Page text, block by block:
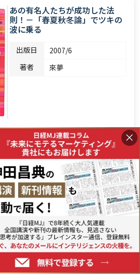
あの有名人たちが成功した法
則！－「春夏秋冬論」でツキの
波に乗る
出版日
2007/6
著者
來夢
Amazonで見る
ダメなら、さっさとやめなさ
い！～No.1になるための成功法
則～
出版日
2007/8/30
著者
セス・ゴーディン
×